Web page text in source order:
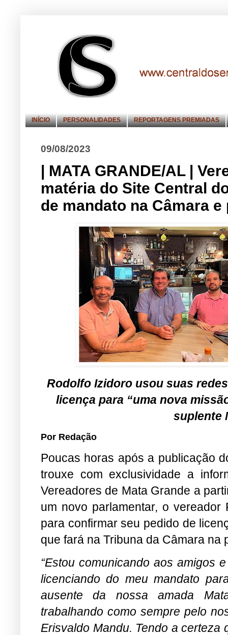
INÍCIO PERSONALIDADES REPORTAGENS PREMIADAS
09/08/2023
| MATA GRANDE/AL |
matéria do Site Central
de mandato na Câmara
Rodolfo Izidoro usou suas
licença para “uma nova
suplente
Por Redação
Poucas horas após a publicação
trouxe com exclusividade a
Vereadores de Mata Grande a
um novo parlamentar, o
para confirmar seu pedido de
que fará na Tribuna da Câmara
“Estou comunicando aos amigos
licenciando do meu mandato
ausente da nossa amada
trabalhando como sempre pelo
Erisvaldo Mandu. Tendo a certeza